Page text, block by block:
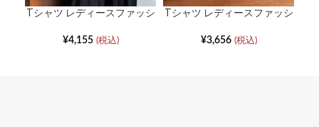
Tシャツ レディースファッシ
ム薄手トップスモデル
¥4,155 (税込)
Tシャツ レディースファッシ
シャツ
¥3,656 (税込)